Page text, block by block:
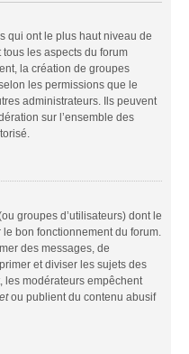
qui ont le plus haut niveau de
les aspects du forum
la création de groupes
les permissions que le
administrateurs. Ils peuvent
sur l’ensemble des
groupes d’utilisateurs) dont le
bon fonctionnement du forum.
des messages, de
et diviser les sujets des
les modérateurs empêchent
ou publient du contenu abusif